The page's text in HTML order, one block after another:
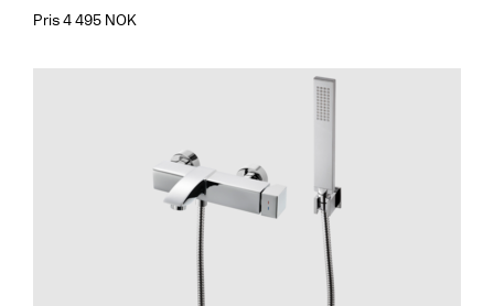
Pris 4 495 NOK